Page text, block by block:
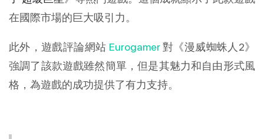
在國際市場的巨大吸引力。
此外，遊戲評論網站 Eurogamer對《漫威蜘蛛人2》
強調了該款遊戲雖然簡單，但是其魅力和自由形式風
格，為遊戲的成功提供了有力支持。